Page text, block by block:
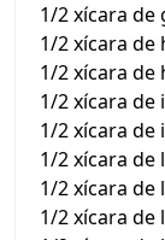
1/2 xícara de
1/2 xícara de
1/2 xícara de
1/2 xícara
1/2 xícara
1/2 xícara de
1/2 xícara de
1/2 xícara de